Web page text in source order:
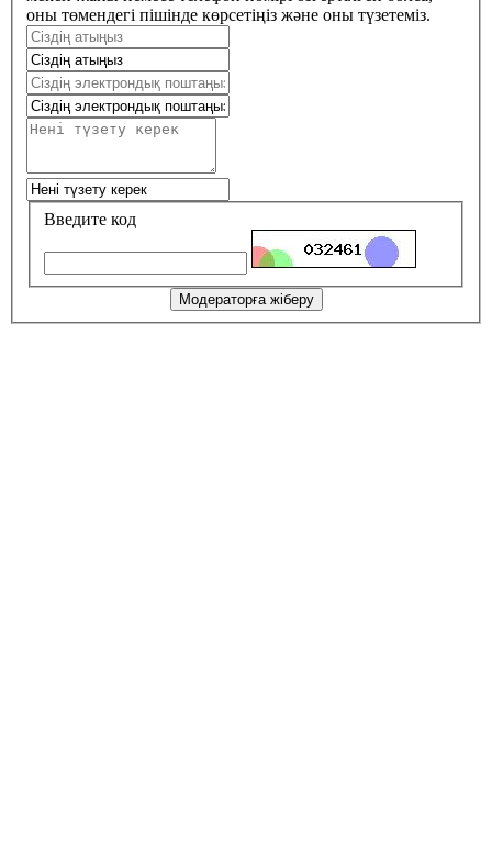
оны төмендегі пішінде көрсетіңіз және оны түзетеміз.
Введите код
Модераторға жіберу